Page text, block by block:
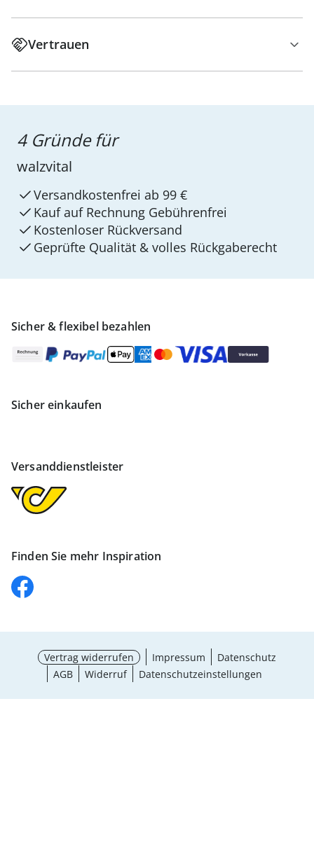
Vertrauen
Sicher & flexibel bezahlen
Sicher einkaufen
Versanddienstleister
Finden Sie mehr Inspiration
4 Gründe für
walzvital
Versandkostenfrei ab 99 €
Kauf auf Rechnung Gebührenfrei
Kostenloser Rückversand
Geprüfte Qualität & volles Rückgaberecht
Vertrag widerrufen Impressum
Datenschutz
AGB
Widerruf Datenschutzeinstellungen